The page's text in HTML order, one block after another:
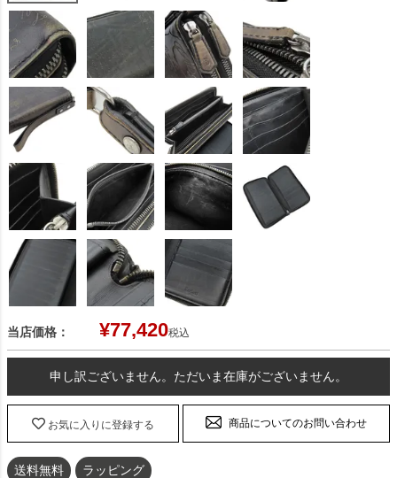
当店価格： ¥77,420税込
申し訳ございません。ただいま在庫がございません。
お気に入りに登録する 商品についてのお問い合わせ
送料無料 ラッピング